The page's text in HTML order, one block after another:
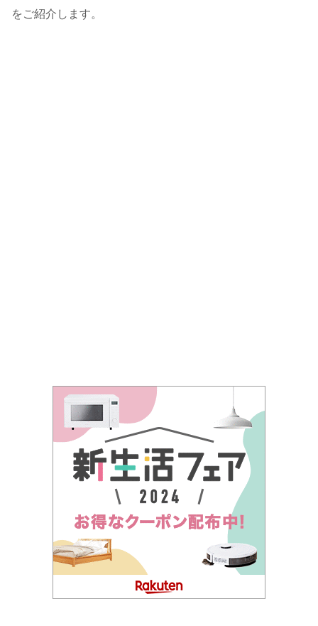
をご紹介します。